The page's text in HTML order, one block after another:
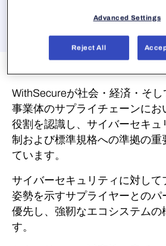
責任あるサプライ
WithSecureが社会・経済・そ
事業体のサプライチェーンにお
役割を認識し、サイバーセキュ
制および標準規格への準拠の重
ています。
サイバーセキュリティに対して
姿勢を示すサプライヤーとのパ
優先し、強靭なエコシステムの
す。
Advanced Settings
Reject All